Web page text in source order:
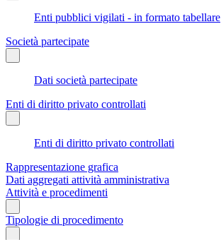
Enti pubblici vigilati - in formato tabellare
Società partecipate
Dati società partecipate
Enti di diritto privato controllati
Enti di diritto privato controllati
Rappresentazione grafica
Dati aggregati attività amministrativa
Attività e procedimenti
Tipologie di procedimento